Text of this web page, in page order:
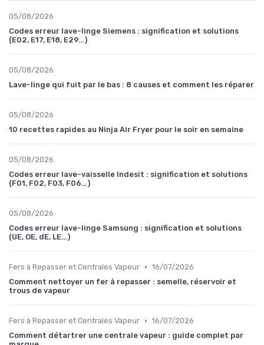
05/08/2026
Codes erreur lave-linge Siemens : signification et solutions
(E02, E17, E18, E29…)
05/08/2026
Lave-linge qui fuit par le bas : 8 causes et comment les réparer
05/08/2026
10 recettes rapides au Ninja Air Fryer pour le soir en semaine
05/08/2026
Codes erreur lave-vaisselle Indesit : signification et solutions
(F01, F02, F03, F06…)
05/08/2026
Codes erreur lave-linge Samsung : signification et solutions
(UE, OE, dE, LE…)
Fers à Repasser et Centrales Vapeur • 16/07/2026
Comment nettoyer un fer à repasser : semelle, réservoir et
trous de vapeur
Fers à Repasser et Centrales Vapeur • 16/07/2026
Comment détartrer une centrale vapeur : guide complet par